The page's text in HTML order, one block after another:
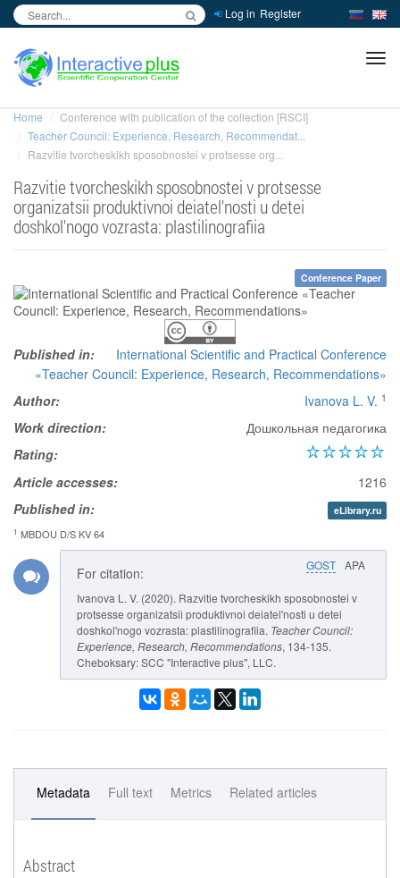
Log in Register
Home
Conference with publication of the collection [RSCI]
Teacher Council: Experience, Research, Recommendat...
Razvitie tvorcheskikh sposobnostei v protsesse org...
Razvitie tvorcheskikh sposobnostei v protsesse
organizatsii produktivnoi deiatel'nosti u detei
doshkol'nogo vozrasta: plastilinografiia
Conference Paper
Published in:
International Scientific and Practical Conference
«Teacher Council: Experience, Research, Recommendations»
Author:
Ivanova L. V. 1
Work direction:
Дошкольная педагогика
Rating:
Article accesses:
1216
Published in:
eLibrary.ru
1 MBDOU D/S KV 64
GOST APA
For citation:
Ivanova L. V. (2020). Razvitie tvorcheskikh sposobnostei v
protsesse organizatsii produktivnoi deiatel'nosti u detei
doshkol'nogo vozrasta: plastilinografiia. Teacher Council:
Experience, Research, Recommendations, 134-135.
Cheboksary: SCC "Interactive plus", LLC.
Metadata Full text Metrics Related articles
Abstract